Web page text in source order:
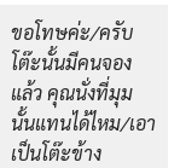
ขอโทษค่ะ/ครับ
โต๊ะนั้นมีคนจอง
แล้ว คุณนั่งที่มุม
นั้นแทนได้ไหม/เอา
เป็นโต๊ะข้าง